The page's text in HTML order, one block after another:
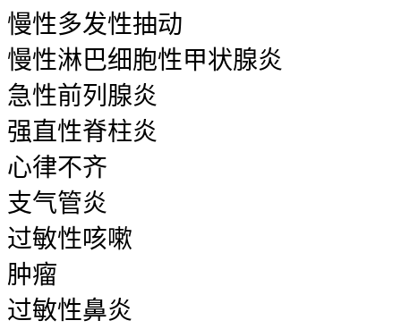
慢性多发性抽动
慢性淋巴细胞性甲状腺炎
急性前列腺炎
强直性脊柱炎
心律不齐
支气管炎
过敏性咳嗽
肿瘤
过敏性鼻炎